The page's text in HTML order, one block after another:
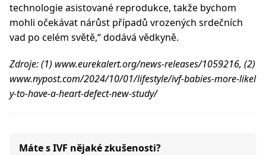
technologie asistované reprodukce, takže bychom
mohli očekávat nárůst případů vrozených srdečních
vad po celém světě,“ dodává vědkyně.
Zdroje: (1) www.eurekalert.org/news-releases/1059216, (2)
www.nypost.com/2024/10/01/lifestyle/ivf-babies-more-likel
y-to-have-a-heart-defect-new-study/
Máte s IVF nějaké zkušenosti?